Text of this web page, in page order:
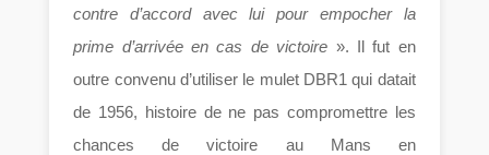
contre d’accord avec lui pour empocher la
prime d’arrivée en cas de victoire ». Il fut en
outre convenu d’utiliser le mulet DBR1 qui datait
de 1956, histoire de ne pas compromettre les
chances de victoire au Mans en